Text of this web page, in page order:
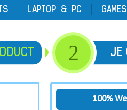
LAPTOP & PC GAMES
2 JE
100%